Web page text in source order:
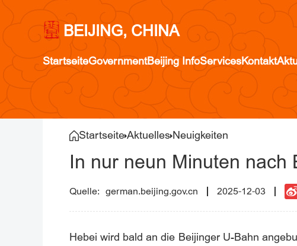
BEIJING, CHINA
StartseiteGovernmentBeijing InfoServicesKontakt
StartseiteAktuelles Neuigkeiten
In nur neun Minuten nach
german.beijing.gov.cn 2025-12-03
Hebei wird bald an die Beijinger U-Bahn